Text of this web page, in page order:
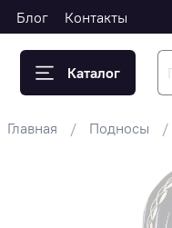
Блог Контакты
Каталог
Главная Подносы